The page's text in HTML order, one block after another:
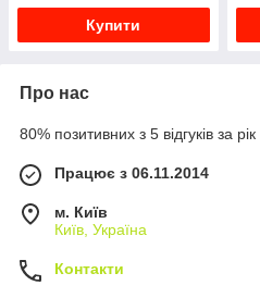
Купити
Про нас
80% позитивних з 5 відгуків за рік
Працює з 06.11.2014
м. Київ
Київ, Україна
Контакти